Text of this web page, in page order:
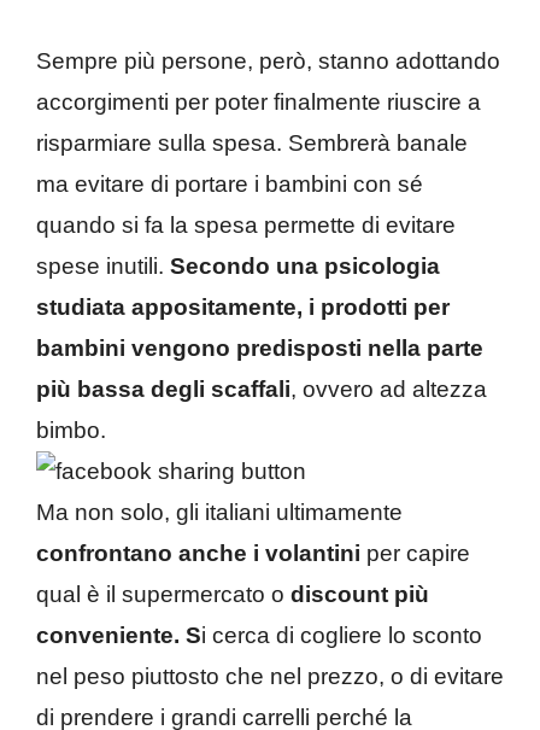
Sempre più persone, però, stanno adottando
accorgimenti per poter finalmente riuscire a
risparmiare sulla spesa. Sembrerà banale
ma evitare di portare i bambini con sé
quando si fa la spesa permette di evitare
spese inutili. Secondo una psicologia
studiata appositamente, i prodotti per
bambini vengono predisposti nella parte
più bassa degli scaffali, ovvero ad altezza
bimbo.
Ma non solo, gli italiani ultimamente
confrontano anche i volantini per capire
qual è il supermercato o discount più
conveniente. Si cerca di cogliere lo sconto
nel peso piuttosto che nel prezzo, o di evitare
di prendere i grandi carrelli perché la